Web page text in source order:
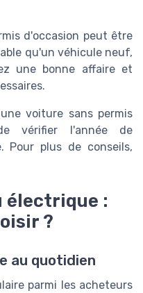
d'occasion peut être
qu'un véhicule neuf,
une bonne affaire et
voiture sans permis
vérifier l'année de
Pour plus de conseils,
électrique :
?
au quotidien
parmi les acheteurs